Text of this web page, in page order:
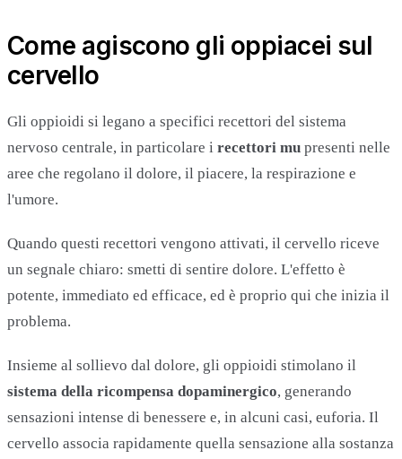
Come agiscono gli oppiacei sul
cervello
Gli oppioidi si legano a specifici recettori del sistema
nervoso centrale, in particolare i recettori mu presenti nelle
aree che regolano il dolore, il piacere, la respirazione e
l'umore.
Quando questi recettori vengono attivati, il cervello riceve
un segnale chiaro: smetti di sentire dolore. L'effetto è
potente, immediato ed efficace, ed è proprio qui che inizia il
problema.
Insieme al sollievo dal dolore, gli oppioidi stimolano il
sistema della ricompensa dopaminergico, generando
sensazioni intense di benessere e, in alcuni casi, euforia. Il
cervello associa rapidamente quella sensazione alla sostanza